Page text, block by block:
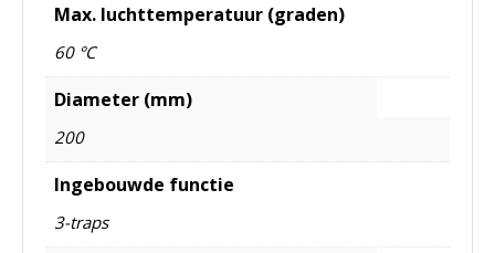
Max. luchttemperatuur (graden)
60 °C
Diameter (mm)
200
Ingebouwde functie
3-traps